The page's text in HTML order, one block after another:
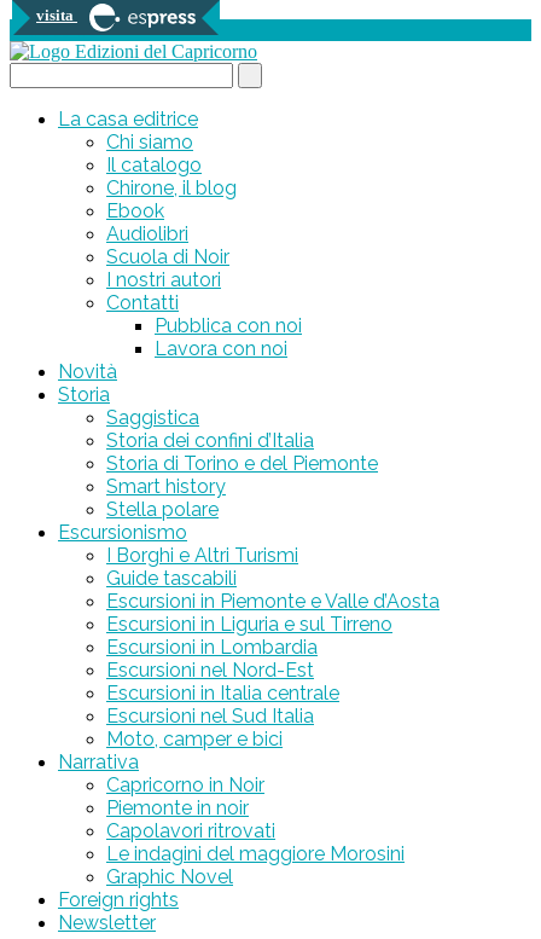
visita
0 prodotti
La casa editrice
Chi siamo
Il catalogo
Chirone, il blog
Ebook
Audiolibri
Scuola di Noir
I nostri autori
Contatti
Pubblica con noi
Lavora con noi
Novità
Storia
Saggistica
Storia dei confini d’Italia
Storia di Torino e del Piemonte
Smart history
Stella polare
Escursionismo
I Borghi e Altri Turismi
Guide tascabili
Escursioni in Piemonte e Valle d’Aosta
Escursioni in Liguria e sul Tirreno
Escursioni in Lombardia
Escursioni nel Nord-Est
Escursioni in Italia centrale
Escursioni nel Sud Italia
Moto, camper e bici
Narrativa
Capricorno in Noir
Piemonte in noir
Capolavori ritrovati
Le indagini del maggiore Morosini
Graphic Novel
Foreign rights
Newsletter